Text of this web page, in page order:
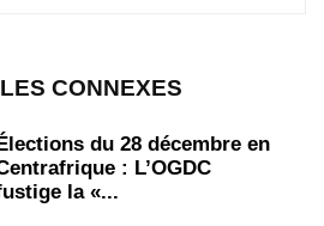
CONNEXES
Élections du 28 décembre en
: L’OGDC
la «...